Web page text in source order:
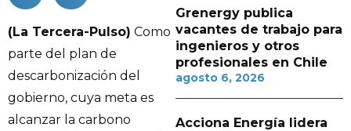
(La Tercera-Pulso) Como
parte del plan de
descarbonización del
gobierno, cuya meta es
alcanzar la carbono
Grenergy publica
vacantes de trabajo para
ingenieros y otros
profesionales en Chile
agosto 6, 2026
Acciona Energía lidera